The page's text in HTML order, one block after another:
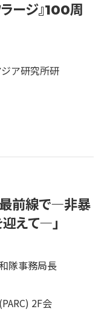
ージ』100周
ア研究所研
最前線で―非暴
えて―」
隊事務局長
2F会